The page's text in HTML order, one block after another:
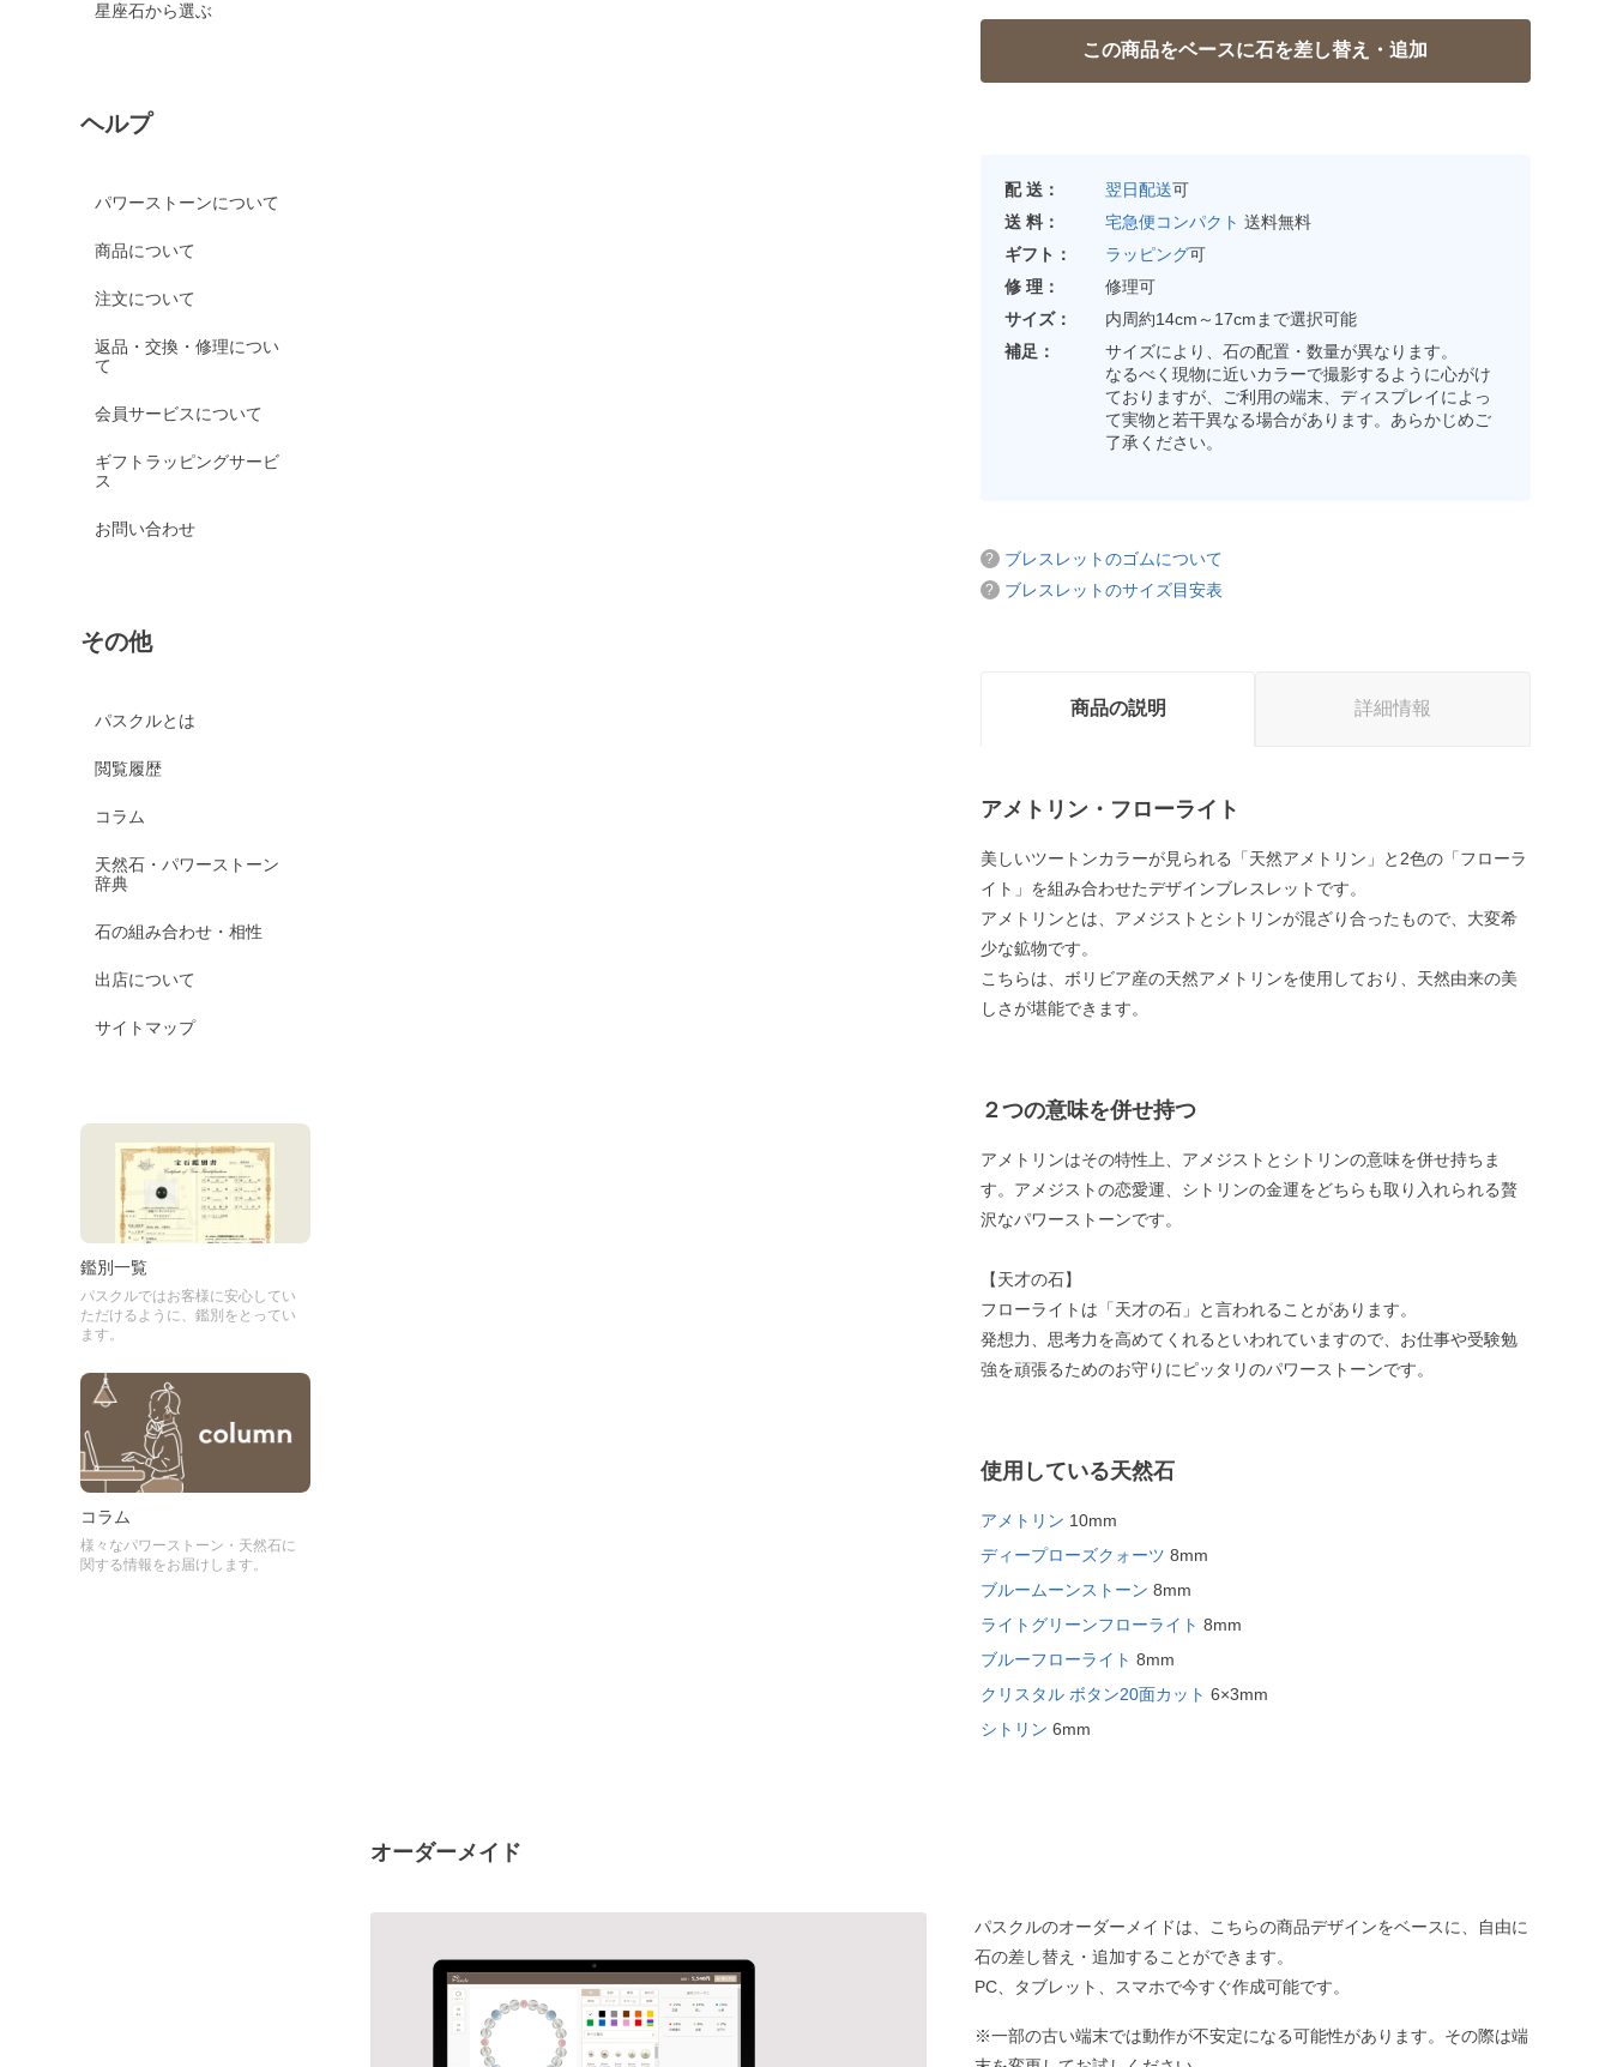
星座石から選ぶ
ヘルプ
パワーストーンについて
商品について
注文について
返品・交換・修理につい
て
会員サービスについて
ギフトラッピングサービ
ス
お問い合わせ
その他
パスクルとは
閲覧履歴
コラム
天然石・パワーストーン
辞典
石の組み合わせ・相性
出店について
サイトマップ
鑑別一覧
パスクルではお客様に安心してい
ただけるように、鑑別をとってい
ます。
コラム
様々なパワーストーン・天然石に
関する情報をお届けします。
配 送： 翌日配送可
送 料：
宅急便コンパクト 送料無料
ギフト：
ラッピング可
修 理：
修理可
サイズ：
内周約14cm～17cmまで選択可能
補足：
サイズにより、石の配置・数量が異なります。
なるべく現物に近いカラーで撮影するように心がけ
ておりますが、ご利用の端末、ディスプレイによっ
て実物と若干異なる場合があります。あらかじめご
了承ください。
ブレスレットのゴムについて
ブレスレットのサイズ目安表
商品の説明 詳細情報
アメトリン・フローライト
美しいツートンカラーが見られる「天然アメトリン」と2色の「フローラ
イト」を組み合わせたデザインブレスレットです。
アメトリンとは、アメジストとシトリンが混ざり合ったもので、大変希
少な鉱物です。
こちらは、ボリビア産の天然アメトリンを使用しており、天然由来の美
しさが堪能できます。
２つの意味を併せ持つ
アメトリンはその特性上、アメジストとシトリンの意味を併せ持ちま
す。アメジストの恋愛運、シトリンの金運をどちらも取り入れられる贅
沢なパワーストーンです。
【天才の石】
フローライトは「天才の石」と言われることがあります。
発想力、思考力を高めてくれるといわれていますので、お仕事や受験勉
強を頑張るためのお守りにピッタリのパワーストーンです。
使用している天然石
アメトリン 10mm
ディープローズクォーツ 8mm
ブルームーンストーン 8mm
ライトグリーンフローライト 8mm
ブルーフローライト 8mm
クリスタル ボタン20面カット 6×3mm
シトリン 6mm
オーダーメイド
パスクルのオーダーメイドは、こちらの商品デザインをベースに、自由に
石の差し替え・追加することができます。
PC、タブレット、スマホで今すぐ作成可能です。
※一部の古い端末では動作が不安定になる可能性があります。その際は端